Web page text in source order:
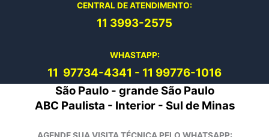
CENTRAL DE ATENDIMENTO:
11 3993-2575
WHASTAPP:
11 97734-4341 - 11 99776-1016
São Paulo - grande São Paulo
ABC Paulista - Interior - Sul de Minas